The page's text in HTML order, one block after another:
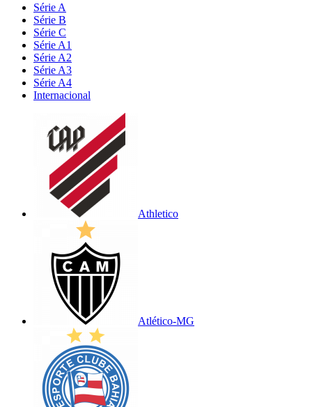
Série A
Série B
Série C
Série A1
Série A2
Série A3
Série A4
Internacional
Athletico
Atlético-MG